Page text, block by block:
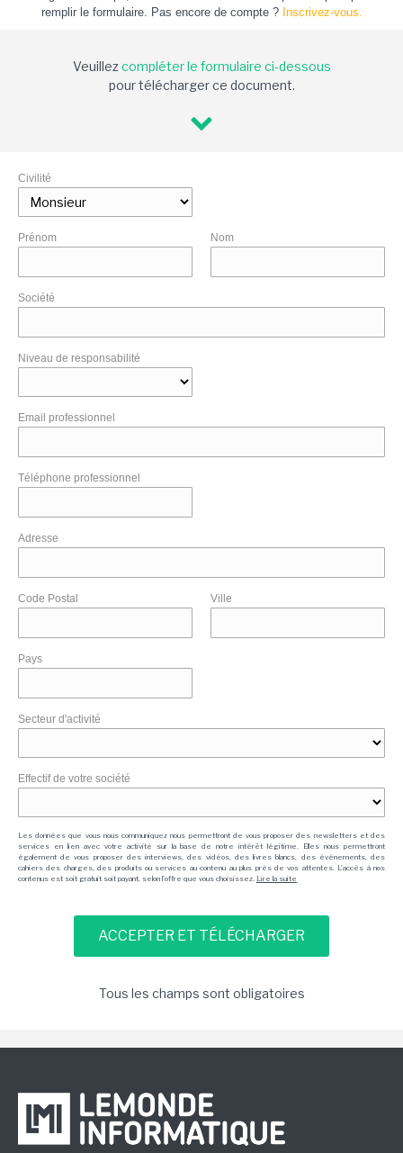
remplir le formulaire. Pas encore de compte ? Inscrivez-vous.
Veuillezcompléter le formulaire ci-dessous
pour télécharger ce document.
Civilité
Prénom Nom
Société
Niveau de responsabilité
Email professionnel
Téléphone professionnel
Adresse
Code Postal Ville
Pays
Secteur d'activité
Effectif de votre société
Les données que vous nous communiquez nous permettront de vous proposer des newsletters et des
services en lien avec votre activité sur la base de notre intérêt légitime. Elles nous permettront
également de vous proposer des interviews, des vidéos, des livres blancs, des événements, des
cahiers des charges, des produits ou services au contenu au plus près de vos attentes. L'accès à nos
contenus est soit gratuit soit payant, selon l'offre que vous choisissez. Lire la suite
Tous les champs sont obligatoires